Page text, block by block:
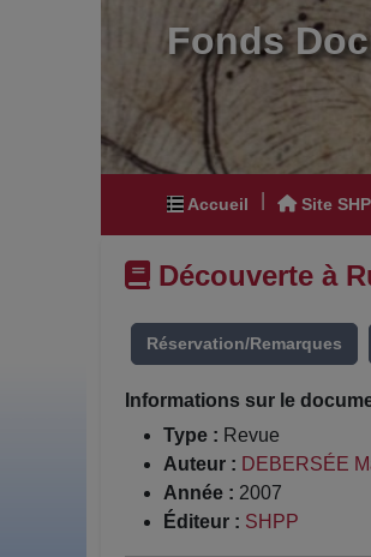
Fonds
Accueil Site
Découverte à
Réservation/Remarques
Informations sur le
Type : Revue
Auteur : DEBERSÉE
Année : 2007
Éditeur : SHPP